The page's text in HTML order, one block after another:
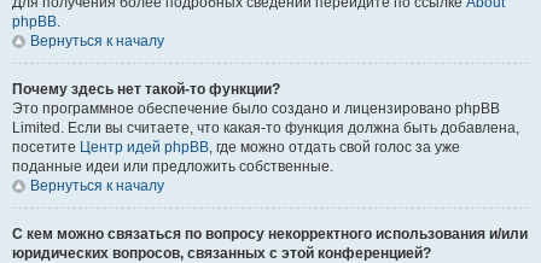
phpBB.
Вернуться к началу
Почему здесь нет такой-то функции?
Это программное обеспечение было создано и лицензировано phpBB
Limited. Если вы считаете, что какая-то функция должна быть добавлена,
посетите Центр идей phpBB, где можно отдать свой голос за уже
поданные идеи или предложить собственные.
Вернуться к началу
С кем можно связаться по вопросу некорректного использования и/или
юридических вопросов, связанных с этой конференцией?